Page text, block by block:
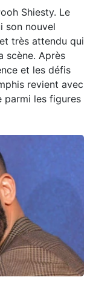
Shiesty. Le
son nouvel
très attendu qui
scène. Après
et les défis
revient avec
parmi les figures